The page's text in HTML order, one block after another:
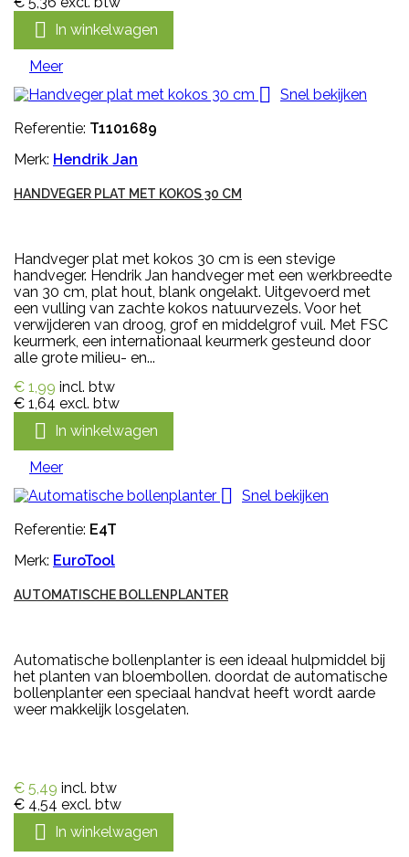
 In winkelwagen
Meer

Snel bekijken
Referentie: T1101689
Merk: Hendrik Jan
HANDVEGER PLAT MET KOKOS 30 CM
Handveger plat met kokos 30 cm is een stevige
handveger. Hendrik Jan handveger met een werkbreedte
van 30 cm, plat hout, blank ongelakt. Uitgevoerd met
een vulling van zachte kokos natuurvezels. Voor het
verwijderen van droog, grof en middelgrof vuil. Met FSC
keurmerk, een internationaal keurmerk gesteund door
alle grote milieu- en...
€ 1,99 incl. btw
€ 1,64 excl. btw
 In winkelwagen
Meer

Snel bekijken
Referentie: E4T
Merk: EuroTool
AUTOMATISCHE BOLLENPLANTER
Automatische bollenplanter is een ideaal hulpmiddel bij
het planten van bloembollen. doordat de automatische
bollenplanter een speciaal handvat heeft wordt aarde
weer makkelijk losgelaten.
€ 5,49 incl. btw
€ 4,54 excl. btw
 In winkelwagen